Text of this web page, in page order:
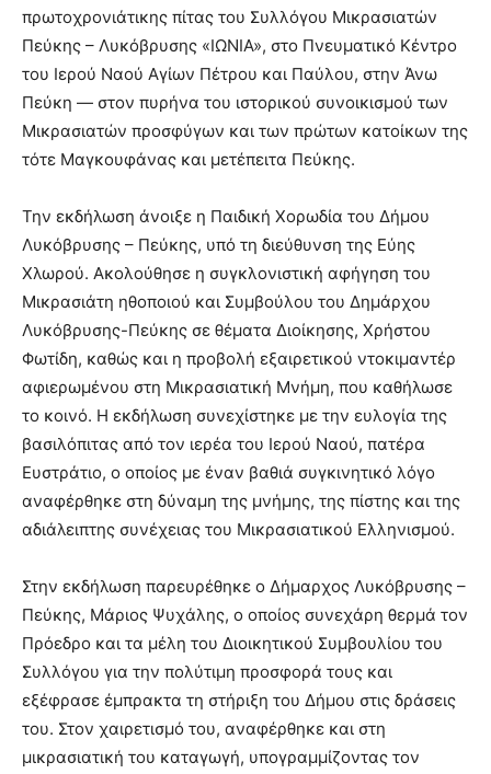
πρωτοχρονιάτικης πίτας του Συλλόγου Μικρασιατών
Πεύκης – Λυκόβρυσης «ΙΩΝΙΑ», στο Πνευματικό Κέντρο
του Ιερού Ναού Αγίων Πέτρου και Παύλου, στην Άνω
Πεύκη — στον πυρήνα του ιστορικού συνοικισμού των
Μικρασιατών προσφύγων και των πρώτων κατοίκων της
τότε Μαγκουφάνας και μετέπειτα Πεύκης.
Την εκδήλωση άνοιξε η Παιδική Χορωδία του Δήμου
Λυκόβρυσης – Πεύκης, υπό τη διεύθυνση της Εύης
Χλωρού. Ακολούθησε η συγκλονιστική αφήγηση του
Μικρασιάτη ηθοποιού και Συμβούλου του Δημάρχου
Λυκόβρυσης-Πεύκης σε θέματα Διοίκησης, Χρήστου
Φωτίδη, καθώς και η προβολή εξαιρετικού ντοκιμαντέρ
αφιερωμένου στη Μικρασιατική Μνήμη, που καθήλωσε
το κοινό. Η εκδήλωση συνεχίστηκε με την ευλογία της
βασιλόπιτας από τον ιερέα του Ιερού Ναού, πατέρα
Ευστράτιο, ο οποίος με έναν βαθιά συγκινητικό λόγο
αναφέρθηκε στη δύναμη της μνήμης, της πίστης και της
αδιάλειπτης συνέχειας του Μικρασιατικού Ελληνισμού.
Στην εκδήλωση παρευρέθηκε ο Δήμαρχος Λυκόβρυσης –
Πεύκης, Μάριος Ψυχάλης, ο οποίος συνεχάρη θερμά τον
Πρόεδρο και τα μέλη του Διοικητικού Συμβουλίου του
Συλλόγου για την πολύτιμη προσφορά τους και
εξέφρασε έμπρακτα τη στήριξη του Δήμου στις δράσεις
του. Στον χαιρετισμό του, αναφέρθηκε και στη
μικρασιατική του καταγωγή, υπογραμμίζοντας τον